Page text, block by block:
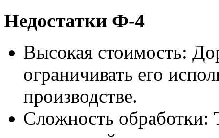
Недостатки Ф-4
Высокая стоимость:
ограничивать его
производстве.
Сложность обработки: